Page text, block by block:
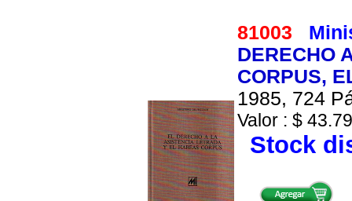
81003
DERECHO
CORPUS,
1985, 724
Valor : $
Stock